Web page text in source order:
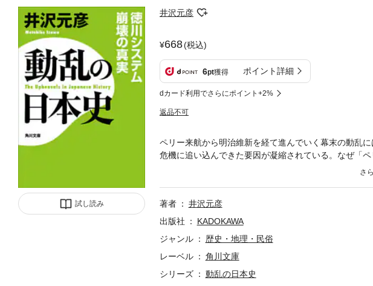
試し読み
井沢元彦
668(税込)
6pt獲得 ポイント詳細
dカード利用でさらにポイント+2%
返品不可
ペリー来航から明治維新を経て進んでいく幕末の動乱
危機に追い込んできた要因が凝縮されている。なぜ「
夷派は目の前の現実を無視し続けたのか？ なぜ明治
著者
井沢元彦
出版社
KADOKAWA
ジャンル
歴史・地理・民俗
レーベル
角川文庫
シリーズ
動乱の日本史